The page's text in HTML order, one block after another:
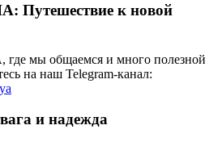
Путешествие к новой
мы общаемся и много полезной
на наш Telegram-канал:
и надежда